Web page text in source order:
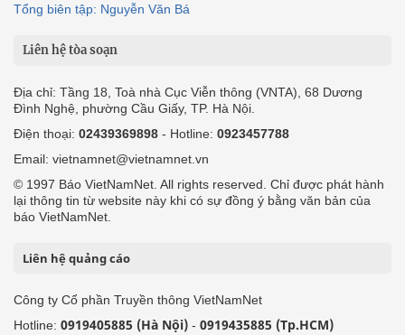
Tổng biên tập: Nguyễn Văn Bá
Liên hệ tòa soạn
Địa chỉ: Tầng 18, Toà nhà Cục Viễn thông (VNTA), 68 Dương
Đình Nghệ, phường Cầu Giấy, TP. Hà Nội.
Điện thoại: 02439369898 - Hotline: 0923457788
Email: vietnamnet@vietnamnet.vn
© 1997 Báo VietNamNet. All rights reserved. Chỉ được phát hành
lại thông tin từ website này khi có sự đồng ý bằng văn bản của
báo VietNamNet.
Liên hệ quảng cáo
Công ty Cổ phần Truyền thông VietNamNet
Hotline: 0919405885 (Hà Nội) - 0919435885 (Tp.HCM)